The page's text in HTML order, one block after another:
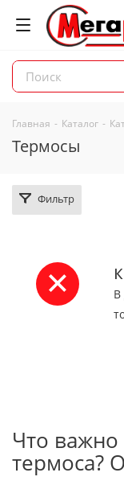
Главная - Каталог -
Термосы
Фильтр
В
Что
термоса?